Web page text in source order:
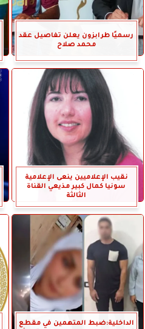
رسميًا طرابزون يعلن تفاصيل عقد
محمد صلاح
نقيب الإعلاميين ينعى الإعلامية
سونيا كمال كبير مذيعي القناة
الثالثة
الداخلية:ضبط المتهمين في مقطع